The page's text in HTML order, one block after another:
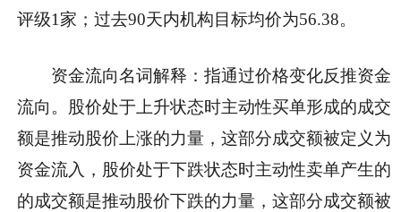
评级1家；过去90天内机构目标均价为56.38。
资金流向名词解释：指通过价格变化反推资金
流向。股价处于上升状态时主动性买单形成的成交
额是推动股价上涨的力量，这部分成交额被定义为
资金流入，股价处于下跌状态时主动性卖单产生的
的成交额是推动股价下跌的力量，这部分成交额被